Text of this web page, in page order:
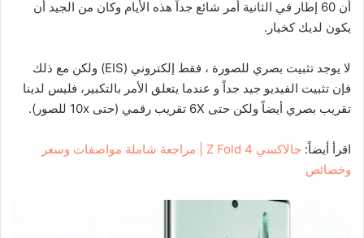
أن 60 إطار في الثانية أمر شائع جداً هذه الأيام وكان من الجيد أن
يكون لديك كخيار.
لا يوجد تثبيت بصري للصورة ، فقط إلكتروني (EIS) ولكن مع ذلك
فإن تثبيت الفيديو جيد جداً و عندما يتعلق الأمر بالتكبير، فليس لدينا
تقريب بصري أيضاً ولكن حتى 6X تقريب رقمي (حتى 10x للصور).
اقرأ أيضاً:
جالاكسي Z Fold 4 | مراجعة شاملة مواصفات وسعر
وخصائص